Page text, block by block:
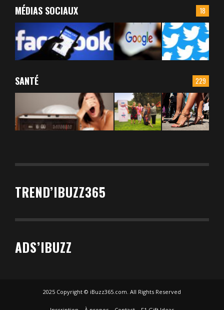
18
MÉDIAS SOCIAUX
229
SANTÉ
TREND’IBUZZ365
ADS’IBUZZ
2025 Copyright © iBuzz365.com. All Rights Reserved